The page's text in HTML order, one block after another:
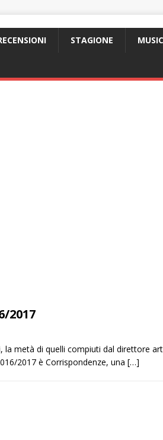
STAGIONE
2017
la metà di quelli compiuti dal direttore
2017 è Corrispondenze, una […]